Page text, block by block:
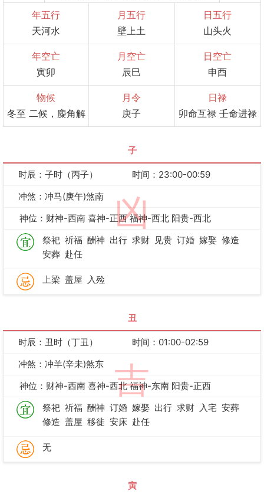
年五行
天河水
月五行
壁上土
日五行
山头火
年空亡
寅卯
月空亡
辰巳
日空亡
申酉
物候
冬至 二候，麋角解
月令
庚子
日禄
卯命互禄 壬命进禄
子
凶
时辰：子时（丙子）
时间：23:00-00:59
冲煞：冲马(庚午)煞南
神位：财神-西南 喜神-正西 福神-西北 阳贵-西北
祭祀 祈福 酬神 出行 求财 见贵 订婚 嫁娶 修造
安葬 赴任
上梁 盖屋 入殓
丑
吉
时辰：丑时（丁丑）
时间：01:00-02:59
冲煞：冲羊(辛未)煞东
神位：财神-西南 喜神-西北 福神-东南 阳贵-正西
祭祀 祈福 酬神 订婚 嫁娶 出行 求财 入宅 安葬
修造 盖屋 移徙 安床 赴任
无
寅